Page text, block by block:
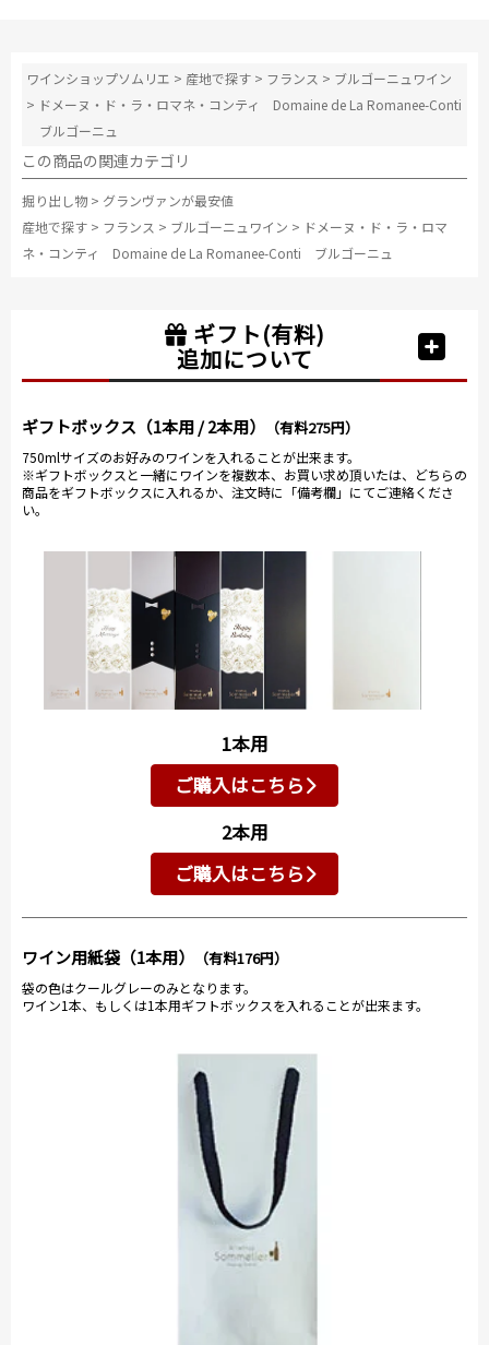
ワインショップソムリエ > 産地で探す > フランス > ブルゴーニュワイン
> ドメーヌ・ド・ラ・ロマネ・コンティ Domaine de La Romanee-Conti
ブルゴーニュ
この商品の関連カテゴリ
掘り出し物 > グランヴァンが最安値
産地で探す > フランス > ブルゴーニュワイン > ドメーヌ・ド・ラ・ロマ
ネ・コンティ Domaine de La Romanee-Conti ブルゴーニュ
ギフト(有料)
追加について
ギフトボックス（1本用 / 2本用） （有料275円）
750mlサイズのお好みのワインを入れることが出来ます。
※ギフトボックスと一緒にワインを複数本、お買い求め頂いたは、どちらの
商品をギフトボックスに入れるか、注文時に「備考欄」にてご連絡くださ
い。
1本用
ご購入はこちら
2本用
ご購入はこちら
ワイン用紙袋（1本用） （有料176円）
袋の色はクールグレーのみとなります。
ワイン1本、もしくは1本用ギフトボックスを入れることが出来ます。